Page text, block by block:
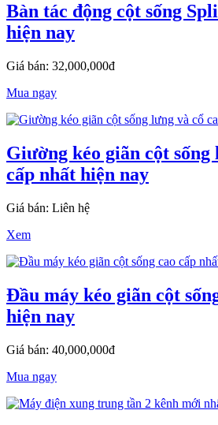
Bàn tác động cột sống
hiện nay
Giá bán: 32,000,000đ
Mua ngay
Giường kéo giãn cột sống
cấp nhất hiện nay
Giá bán: Liên hệ
Xem
Đầu máy kéo giãn cột
hiện nay
Giá bán: 40,000,000đ
Mua ngay